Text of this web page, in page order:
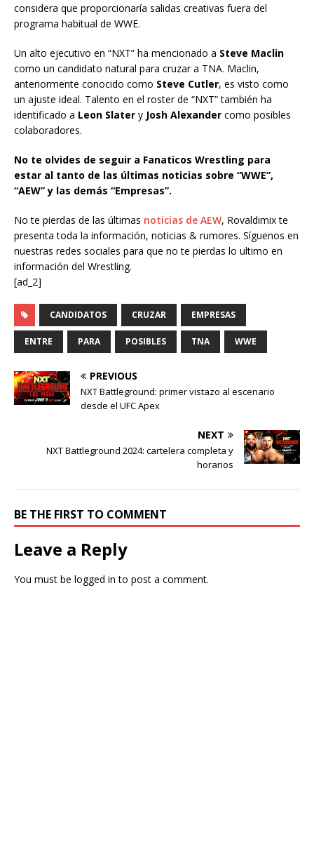
considera que proporcionaría salidas creativas fuera del
programa habitual de WWE.
Un alto ejecutivo en “NXT” ha mencionado a Steve Maclin
como un candidato natural para cruzar a TNA. Maclin,
anteriormente conocido como Steve Cutler, es visto como
un ajuste ideal. Talento en el roster de “NXT” también ha
identificado a Leon Slater y Josh Alexander como posibles
colaboradores.
No te olvides de seguir a Fanaticos Wrestling para
estar al tanto de las últimas noticias sobre “WWE”,
“AEW” y las demás “Empresas”.
No te pierdas de las últimas noticias de AEW, Rovaldimix te
presenta toda la información, noticias & rumores. Síguenos en
nuestras redes sociales para que no te pierdas lo ultimo en
información del Wrestling.
[ad_2]
CANDIDATOS CRUZAR EMPRESAS
ENTRE PARA POSIBLES TNA WWE
PREVIOUS
NXT Battleground: primer vistazo al escenario
desde el UFC Apex
NEXT
NXT Battleground 2024: cartelera completa y
horarios
BE THE FIRST TO COMMENT
Leave a Reply
You must be logged in to post a comment.